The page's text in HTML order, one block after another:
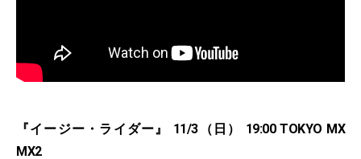
『イージー・ライダー』 11/3（日） 19:00 TOKYO MX
MX2